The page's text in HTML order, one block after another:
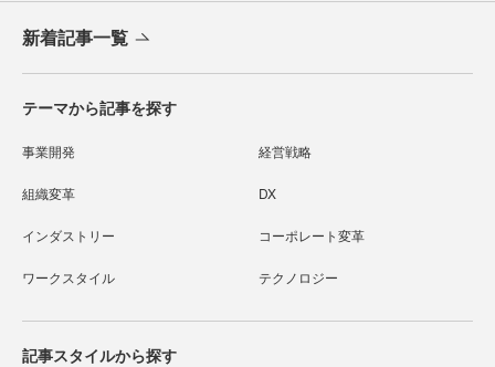
新着記事一覧
テーマから記事を探す
事業開発 経営戦略
組織変革 DX
インダストリー コーポレート変革
ワークスタイル テクノロジー
記事スタイルから探す